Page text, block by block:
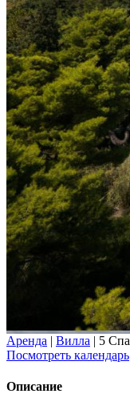
Аренда | Вилла | 5
Посмотреть календарь
Описание